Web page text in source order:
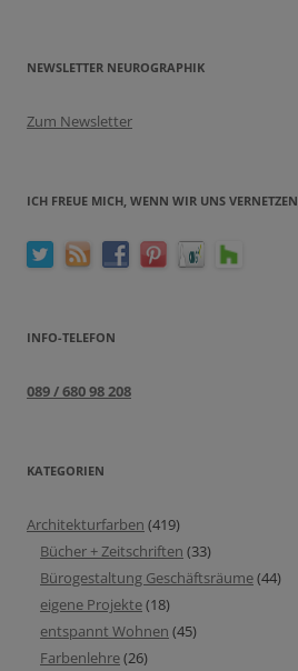
NEWSLETTER NEUROGRAPHIK
Zum Newsletter
ICH FREUE MICH, WENN WIR UNS VERNETZEN
INFO-TELEFON
089 / 680 98 208
KATEGORIEN
Architekturfarben (419)
Bücher + Zeitschriften (33)
Bürogestaltung Geschäftsräume(44)
eigene Projekte(18)
entspannt Wohnen (45)
Farbenlehre(26)